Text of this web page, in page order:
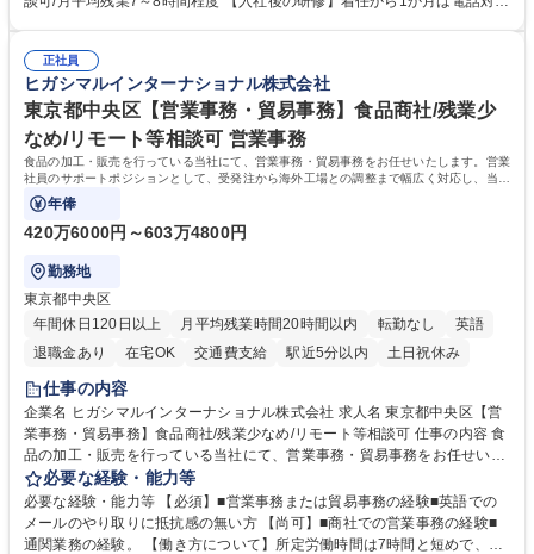
平均100件前後■メール・手紙：同上40件前後 募集職種 中野本社【お客様
相談室】お客様のお声をもとにより良い商品づくりへ貢献
すのでご安心ください。 【当社について】キリングループの広報機能を担
う会社として、お客様との出会いを大切にし、磨き上げたホスピタリティ
を込めてコミュニケーションをとりながら広報関連業務を行っておりま
す。 学歴・資格 学歴：大学院 大学 高専 短大 専修学校 高校 語学力： 資
格：
正社員
ヒガシマルインターナショナル株式会社
東京都中央区【営業事務・貿易事務】食品商社/残業少
なめ/リモート等相談可 営業事務
食品の加工・販売を行っている当社にて、営業事務・貿易事務をお任せいたします。営業
社員のサポートポジションとして、受発注から海外工場との調整まで幅広く対応し、当社
事業の根幹を支えていただきます。
年俸
420万6000円～603万4800円
勤務地
東京都中央区
年間休日120日以上
月平均残業時間20時間以内 転勤なし
英語
退職金あり
在宅OK 交通費支給 駅近5分以内 土日祝休み
仕事の内容
企業名 ヒガシマルインターナショナル株式会社 求人名 東京都中央区【営
業事務・貿易事務】食品商社/残業少なめ/リモート等相談可 仕事の内容 食
品の加工・販売を行っている当社にて、営業事務・貿易事務をお任せいた
します。営業社員のサポートポジションとして、受発注から海外工場との
調整まで幅広く対応し、当社事業の根幹を支えていただきます。 ■受発注
業務、請求書発行 ■海外工場とのスケジュール調整 ■在庫管理 ■輸入書類
の確認・作成 ■配送手配 ■通関業者を通して行う輸出入業全般 ■倉庫との
必要な経験・能力等
必要な経験・能力等 【必須】■営業事務または貿易事務の経験■英語での
メールのやり取りに抵抗感の無い方 【尚可】■商社での営業事務の経験■
通関業務の経験。 【働き方について】所定労働時間は7時間と短めで、残